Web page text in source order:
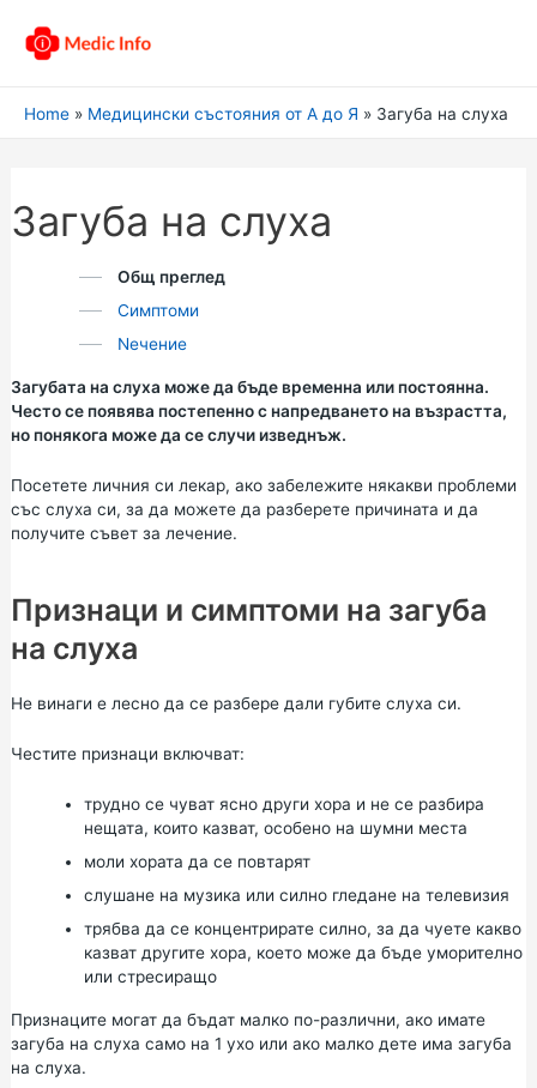
Home Медицински състояния от А до Я Загуба на слуха
Загуба на слуха
Общ преглед
Симптоми
Nечение
Загубата на слуха може да бъде временна или постоянна.
Често се появява постепенно с напредването на възрастта,
но понякога може да се случи изведнъж.
Посетете личния си лекар, ако забележите някакви проблеми
със слуха си, за да можете да разберете причината и да
получите съвет за лечение.
Признаци и симптоми на загуба
на слуха
Не винаги е лесно да се разбере дали губите слуха си.
Честите признаци включват:
трудно се чуват ясно други хора и не се разбира
нещата, които казват, особено на шумни места
моли хората да се повтарят
слушане на музика или силно гледане на телевизия
трябва да се концентрирате силно, за да чуете какво
казват другите хора, което може да бъде уморително
или стресиращо
Признаците могат да бъдат малко по-различни, ако имате
загуба на слуха само на 1 ухо или ако малко дете има загуба
на слуха.